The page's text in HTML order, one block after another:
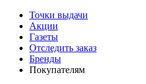
Точки выдачи
Акции
Газеты
Отследить заказ
Бренды
Покупателям